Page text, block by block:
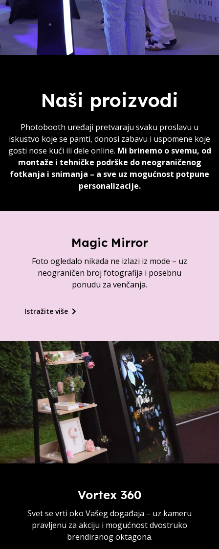
Naši proizvodi
Photobooth uređaji pretvaraju svaku proslavu u
iskustvo koje se pamti, donosi zabavu i uspomene koje
gosti nose kući ili dele online. Mi brinemo o svemu, od
montaže i tehničke podrške do neograničenog
fotkanja i snimanja – a sve uz mogućnost potpune
personalizacije.
Magic Mirror
Foto ogledalo nikada ne izlazi iz mode – uz
neograničen broj fotografija i posebnu
ponudu za venčanja.
Istražite više
Vortex 360
Svet se vrti oko Vašeg događaja – uz kameru
pravljenu za akciju i mogućnost dvostruko
brendiranog oktagona.